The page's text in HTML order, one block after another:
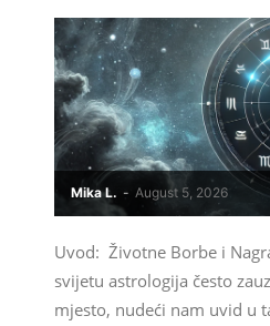
Mika L. - August 5, 2026
Uvod: Životne Borbe i
svijetu astrologija često
mjesto, nudeći nam uvid u